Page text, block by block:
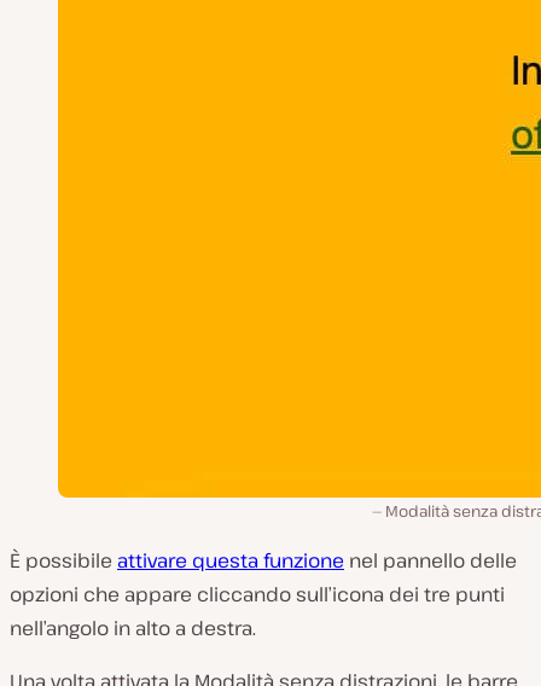
Modalità senza
È possibile attivare questa funzione nel pannello delle
opzioni che appare cliccando sull’icona dei tre punti
nell’angolo in alto a destra.
Una volta attivata la Modalità senza distrazioni, le barre